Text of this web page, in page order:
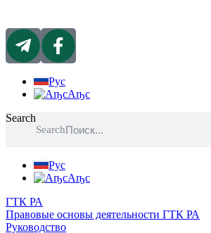
Рус
Аҧс
Search
Search
Рус
Аҧс
ГТК РА
Правовые основы деятельности ГТК РА
Руководство